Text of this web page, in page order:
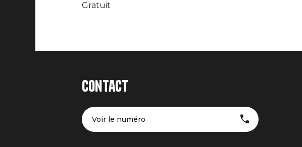
Gratuit
Contact
Voir le numéro